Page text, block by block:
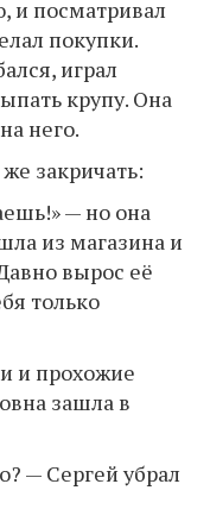
и посматривал
покупки.
играл
крупу. Она
него.
закричать:
— но она
из магазина и
вырос её
только
и прохожие
зашла в
— Сергей убрал